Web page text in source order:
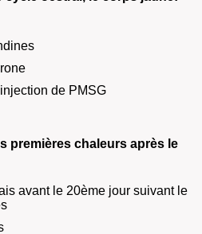
de PMSG
premières chaleurs après le
avant le 20ème jour suivant le